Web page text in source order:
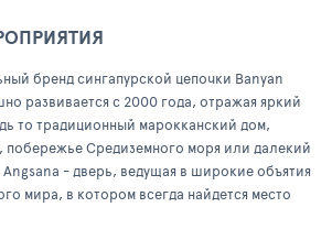
бренд сингапурской цепочки Banyan
развивается с 2000 года, отражая яркий
то традиционный марокканский дом,
побережье Средиземного моря или далекий
- дверь, ведущая в широкие объятия
мира, в котором всегда найдется место